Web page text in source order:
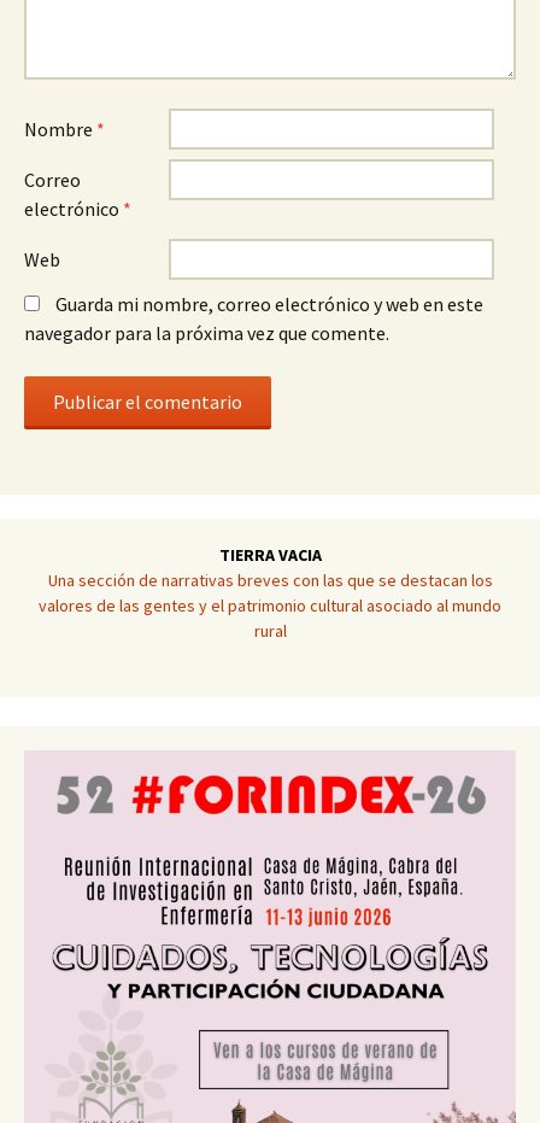
Nombre *
Correo
electrónico *
Web
Guarda mi nombre, correo electrónico y web en este
navegador para la próxima vez que comente.
TIERRA VACIA
Una sección de narrativas breves con las que se destacan los
valores de las gentes y el patrimonio cultural asociado al mundo
rural